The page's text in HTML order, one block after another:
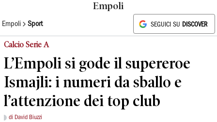
Empoli
Empoli Sport SEGUICI SU DISCOVER
Calcio Serie A
L’Empoli si gode il supereroe
Ismajli: i numeri da sballo e
l’attenzione dei top club
di David Biuzzi